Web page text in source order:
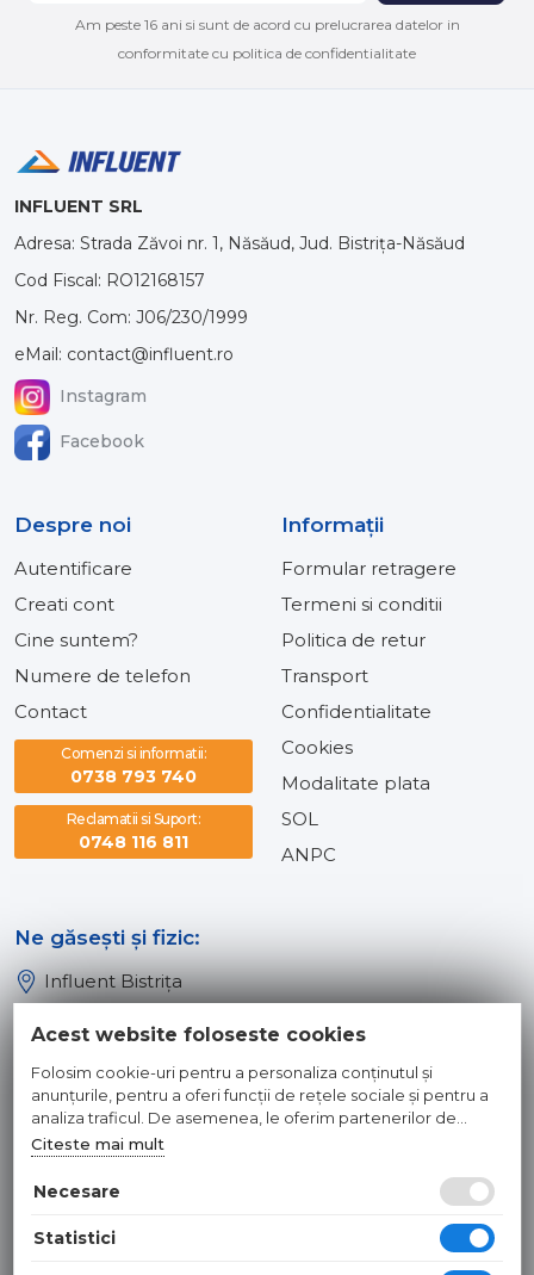
Am peste 16 ani si sunt de acord cu prelucrarea datelor in
conformitate cu politica de confidentialitate
INFLUENT SRL
Adresa: Strada Zăvoi nr. 1, Năsăud, Jud. Bistrița-Năsăud
Cod Fiscal: RO12168157
Nr. Reg. Com: J06/230/1999
eMail: contact@influent.ro
Instagram
Facebook
Despre noi
Autentificare
Creati cont
Cine suntem?
Numere de telefon
Contact
Comenzi si informatii:
0738 793 740
Reclamatii si Suport:
0748 116 811
Informaţii
Formular retragere
Termeni si conditii
Politica de retur
Transport
Confidentialitate
Cookies
Modalitate plata
SOL
ANPC
Ne găsești și fizic:
Influent Bistrița
Influent Dej
© 2026 INFLUENT SRL
Toate preturile sunt exprimate in lei si includ tva. Ofertele sunt
Hosted byNameBox
Acest website foloseste cookies
Folosim cookie-uri pentru a personaliza conținutul și
anunțurile, pentru a oferi funcții de rețele sociale și pentru a
analiza traficul. De asemenea, le oferim partenerilor de
rețele sociale, de publicitate și de analize informații cu privire
la modul în care folosiți site-ul nostru. Aceștia le pot combina
cu alte informații oferite de dvs. sau culese în urma folosirii
Citeste mai mult
Necesare
Statistici